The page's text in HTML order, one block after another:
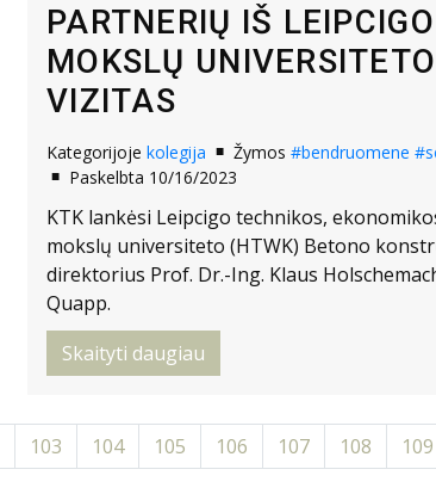
PARTNERIŲ IŠ
MOKSLŲ
VIZITAS
Kategorijoje kolegija Žymos #bendruomene
Paskelbta 10/16/2023
KTK lankėsi Leipcigo technikos,
mokslų universiteto (HTWK) Betono
direktorius Prof. Dr.-Ing. Klaus
Quapp.
Skaityti daugiau
103 104 105 106 107 108 109